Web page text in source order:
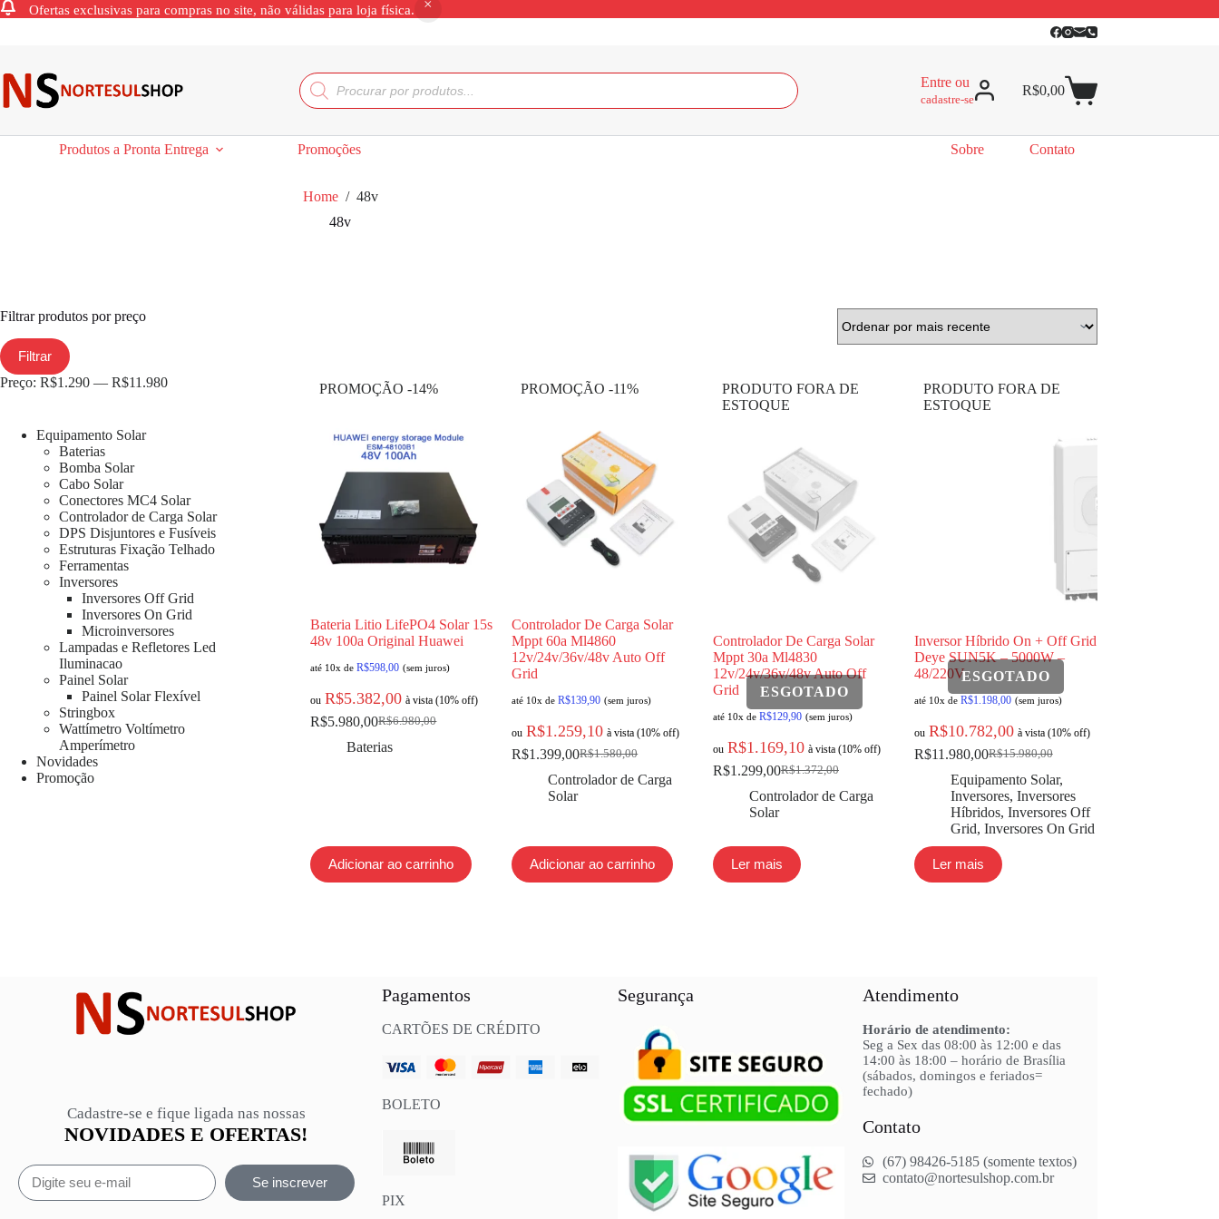
Ofertas exclusivas para compras no site, não válidas para loja física.
Entre ou
cadastre-se
R$0,00
Produtos a Pronta Entrega Promoções Sobre Contato
Home / 48v
48v
PROMOÇÃO -14%
Bateria Litio LifePO4 Solar 15s
48v 100a Original Huawei
até 10x deR$598,00 (sem juros)
ou R$5.382,00 à vista (10% off)
R$6.980,00
R$5.980,00
Baterias
Adicionar ao carrinho
PROMOÇÃO -11%
Controlador De Carga Solar
Mppt 60a Ml4860
12v/24v/36v/48v Auto Off
Grid
até 10x deR$139,90 (sem juros)
ou R$1.259,10 à vista (10% off)
R$1.580,00
R$1.399,00
Controlador de Carga
Solar
Adicionar ao carrinho
PRODUTO FORA DE
ESTOQUE
Controlador De Carga Solar
Mppt 30a Ml4830
12v/24v/36v/48v Auto Off
Grid
até 10x de R$129,90 (sem juros)
ou R$1.169,10 à vista (10% off)
R$1.372,00
R$1.299,00
Controlador de Carga
Solar
Ler mais
PRODUTO FORA DE
ESTOQUE
Inversor Híbrido On + Off Grid
Deye SUN5K – 5000W –
48/220V
até 10x de R$1.198,00 (sem juros)
ou R$10.782,00 à vista (10% off)
R$15.980,00
R$11.980,00
Equipamento Solar,
Inversores, Inversores
Híbridos, Inversores Off
Grid, Inversores On Grid
Ler mais
Filtrar produtos por preço
Filtrar
Preço: R$1.290 — R$11.980
Equipamento Solar
Baterias
Bomba Solar
Cabo Solar
Conectores MC4 Solar
Controlador de Carga Solar
DPS Disjuntores e Fusíveis
Estruturas Fixação Telhado
Ferramentas
Inversores
Inversores Off Grid
Inversores On Grid
Microinversores
Lampadas e Refletores Led
Iluminacao
Painel Solar
Painel Solar Flexível
Stringbox
Wattímetro Voltímetro
Amperímetro
Novidades
Promoção
Cadastre-se e fique ligada nas nossas
NOVIDADES E OFERTAS!
Se inscrever
Pagamentos
CARTÕES DE CRÉDITO
BOLETO
PIX
Segurança Atendimento
Horário de atendimento:
Seg a Sex das 08:00 às 12:00 e das
14:00 às 18:00 – horário de Brasília
(sábados, domingos e feriados=
fechado)
Contato
(67) 98426-5185 (somente textos)
contato@nortesulshop.com.br